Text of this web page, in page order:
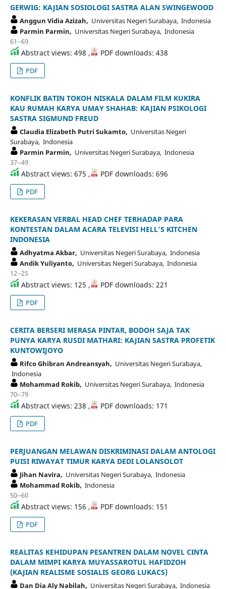
GERWIG: KAJIAN SOSIOLOGI SASTRA ALAN SWINGEWOOD
Anggun Vidia Azizah, Universitas Negeri Surabaya, Indonesia
Parmin Parmin, Universitas Negeri Surabaya, Indonesia
61--69
Abstract views: 498 , PDF downloads: 438
PDF
KONFLIK BATIN TOKOH NISKALA DALAM FILM KUKIRA
KAU RUMAH KARYA UMAY SHAHAB: KAJIAN PSIKOLOGI
SASTRA SIGMUND FREUD
Claudia Elizabeth Putri Sukamto, Universitas Negeri
Surabaya, Indonesia
Parmin Parmin, Universitas Negeri Surabaya, Indonesia
37--49
Abstract views: 675 , PDF downloads: 696
PDF
KEKERASAN VERBAL HEAD CHEF TERHADAP PARA
KONTESTAN DALAM ACARA TELEVISI HELL’S KITCHEN
INDONESIA
Adhyatma Akbar, Universitas Negeri Surabaya, Indonesia
Andik Yuliyanto, Universitas Negeri Surabaya, Indonesia
12--25
Abstract views: 125 , PDF downloads: 221
PDF
CERITA BERSERI MERASA PINTAR, BODOH SAJA TAK
PUNYA KARYA RUSDI MATHARI: KAJIAN SASTRA PROFETIK
KUNTOWIJOYO
Rifco Ghibran Andreansyah, Universitas Negeri Surabaya,
Indonesia
Mohammad Rokib, Universitas Negeri Surabaya, Indonesia
70--79
Abstract views: 238 , PDF downloads: 171
PDF
PERJUANGAN MELAWAN DISKRIMINASI DALAM ANTOLOGI
PUISI RIWAYAT TIMUR KARYA DEDI LOLANSOLOT
Jihan Navira, Universitas Negeri Surabaya, Indonesia
Mohammad Rokib, Indonesia
50--60
Abstract views: 156 , PDF downloads: 151
PDF
REALITAS KEHIDUPAN PESANTREN DALAM NOVEL CINTA
DALAM MIMPI KARYA MUYASSAROTUL HAFIDZOH
(KAJIAN REALISME SOSIALIS GEORG LUKACS)
Dan Dia Aly Nabilah, Universitas Negeri Surabaya, Indonesia